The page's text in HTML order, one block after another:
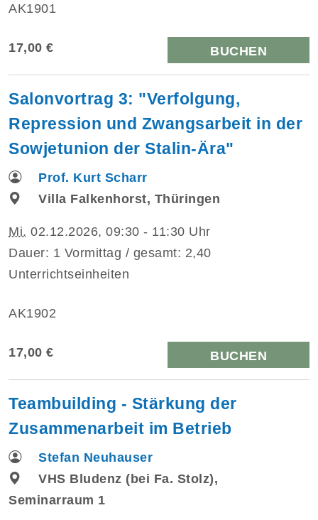
AK1901
17,00 € BUCHEN
Salonvortrag 3: "Verfolgung,
Repression und Zwangsarbeit in der
Sowjetunion der Stalin-Ära"
Prof. Kurt Scharr
Villa Falkenhorst, Thüringen
Mi. 02.12.2026, 09:30 - 11:30 Uhr
Dauer: 1 Vormittag / gesamt: 2,40
Unterrichtseinheiten
AK1902
17,00 € BUCHEN
Teambuilding - Stärkung der
Zusammenarbeit im Betrieb
Stefan Neuhauser
VHS Bludenz (bei Fa. Stolz),
Seminarraum 1